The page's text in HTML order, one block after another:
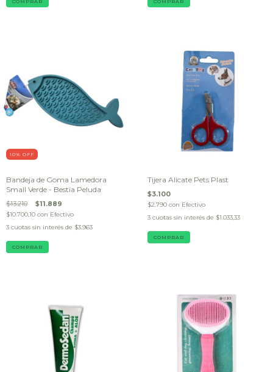
10% OFF
Bandeja de Goma Lamedora
Small Verde - Bestia Peluda
$13.210 $11.889
$10.700,10 con Efectivo
3 cuotas sin interés de $3.963
Tijera Alicate Pets Plast
$3.100
$2.790 con Efectivo
3 cuotas sin interés de $1.033,33